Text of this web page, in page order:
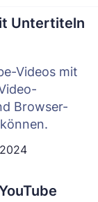
Untertiteln
Videos mit
Browser-